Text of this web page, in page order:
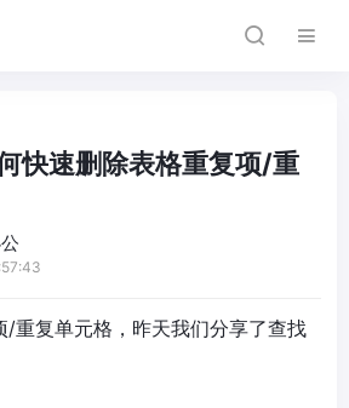
快速删除表格重复项/重
/重复单元格，昨天我们分享了查找